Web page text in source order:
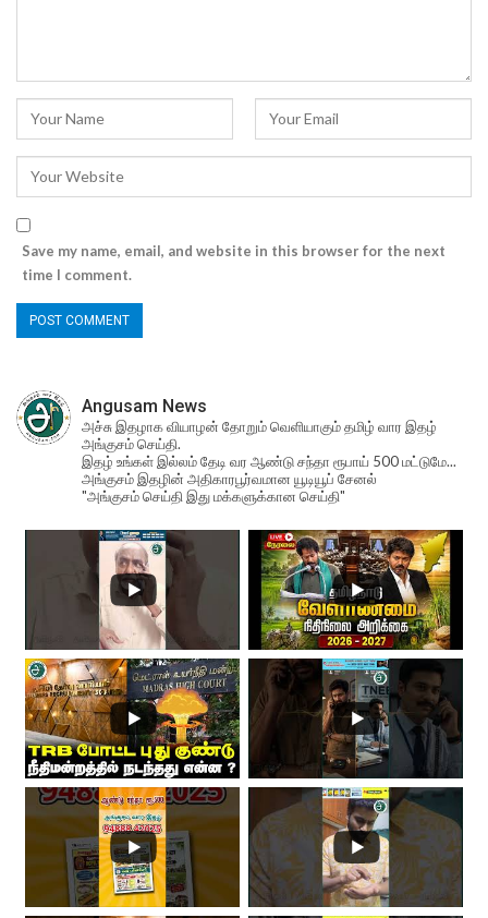
Save my name, email, and website in this browser for the next
time I comment.
Angusam News
அச்சு இதழாக வியாழன் தோறும் வெளியாகும் தமிழ் வார இதழ்
அங்குசம் செய்தி.
இதழ் உங்கள் இல்லம் தேடி வர ஆண்டு சந்தா ரூபாய் 500 மட்டுமே...
அங்குசம் இதழின் அதிகாரபூர்வமான யூடியூப் சேனல்
"அங்குசம் செய்தி இது மக்களுக்கான செய்தி"